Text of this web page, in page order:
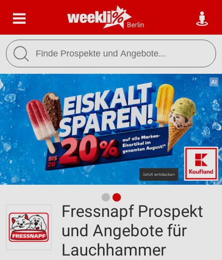
Berlin
Fressnapf Prospekt
und Angebote für
Lauchhammer